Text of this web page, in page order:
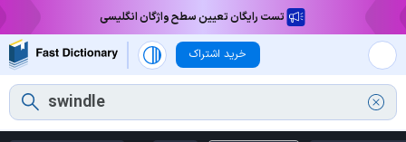
تست رایگان تعیین سطح واژگان انگلیسی
خرید اشتراک